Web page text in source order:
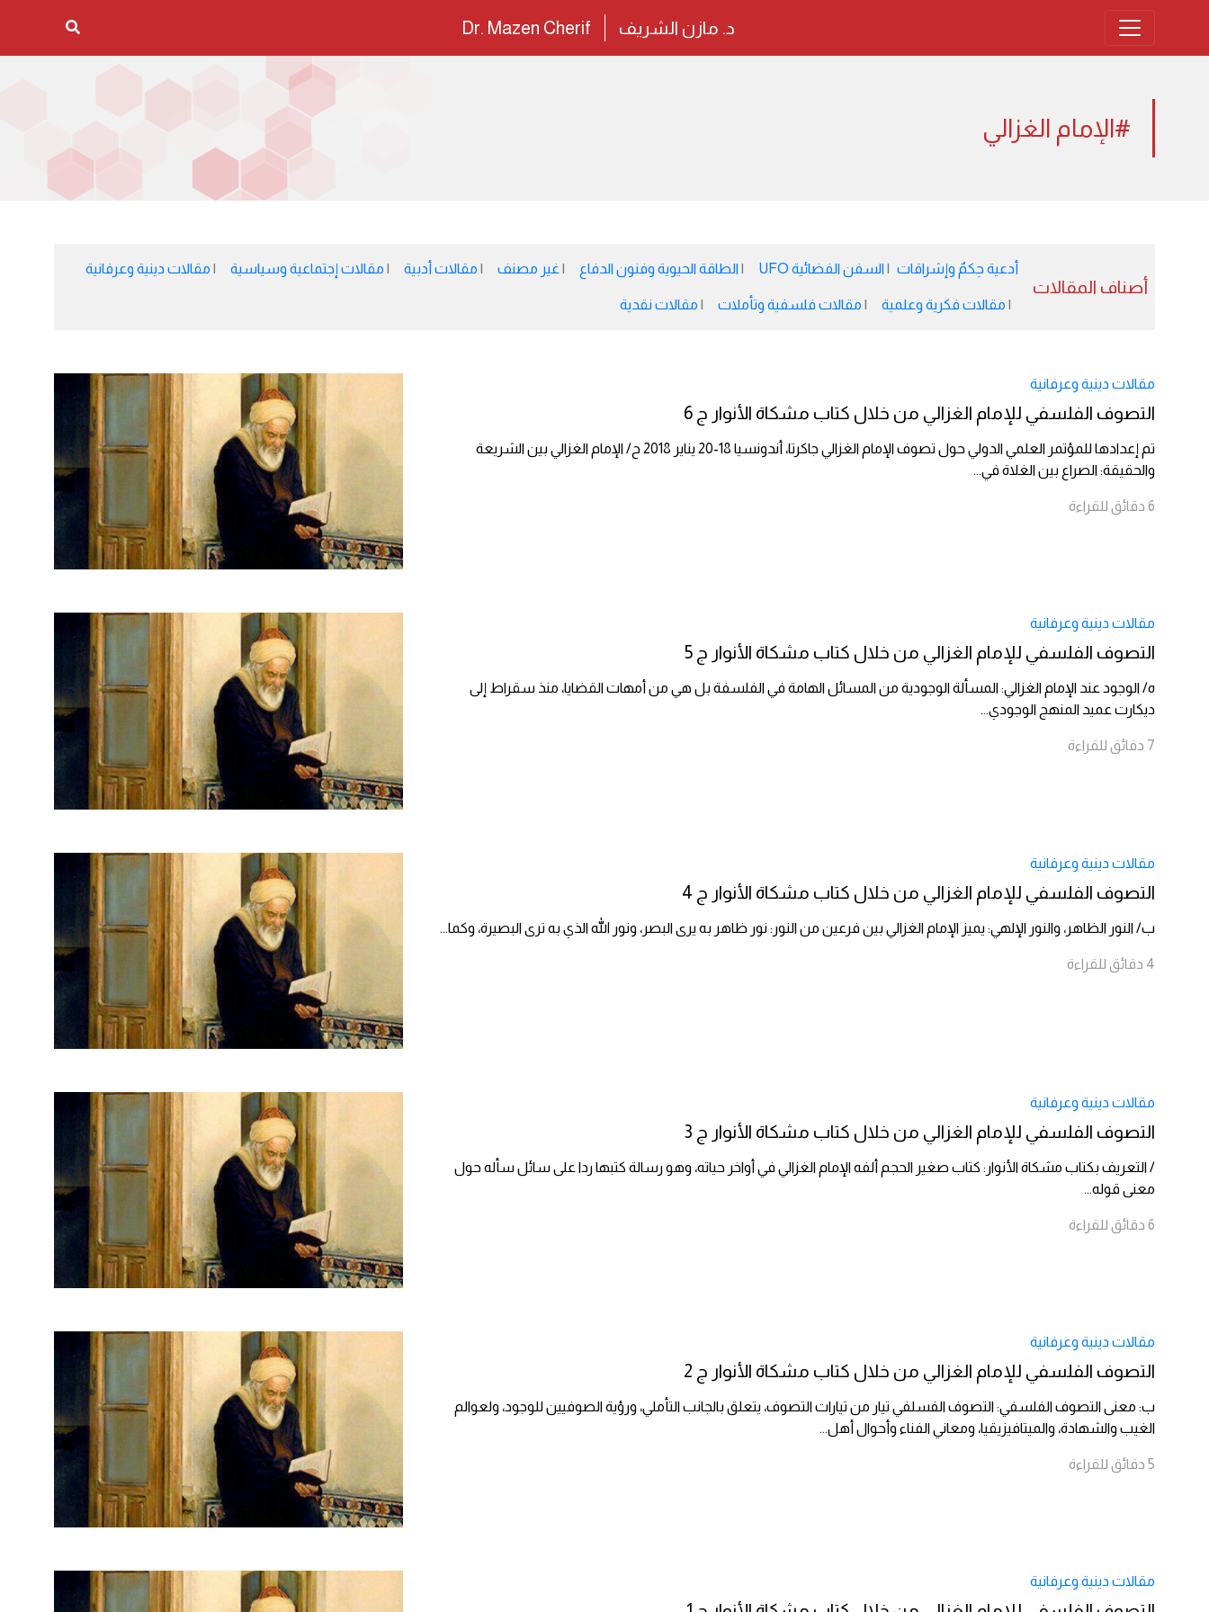
د. مازن الشريف Dr. Mazen Cherif
#الإمام الغزالي
أصناف المقالات
أدعية حِكمٌ وإشراقات السفن الفضائية UFO الطاقة الحيوية وفنون الدفاع غير مصنف مقالات أدبية مقالات إجتماعية وسياسية مقالات دينية وعرفانية
مقالات فكرية وعلمية مقالات فلسفية وتأملات مقالات نقدية
مقالات دينية وعرفانية
التصوف الفلسفي للإمام الغزالي من خلال كتاب مشكاة الأنوار ج 6
تم إعدادها للمؤتمر العلمي الدولي حول تصوف الإمام الغزالي جاكرتا، أندونسيا 18-20 يناير 2018 ح/ الإمام الغزالي بين الشريعة
والحقيقة: الصراع بين الغلاة في...
6 دقائق للقراءة
مقالات دينية وعرفانية
التصوف الفلسفي للإمام الغزالي من خلال كتاب مشكاة الأنوار ج 5
ه/ الوجود عند الإمام الغزالي: المسألة الوجودية من المسائل الهامة في الفلسفة بل هي من أمهات القضايا، منذ سقراط إلى
ديكارت عميد المنهج الوجودي...
7 دقائق للقراءة
مقالات دينية وعرفانية
التصوف الفلسفي للإمام الغزالي من خلال كتاب مشكاة الأنوار ج 4
ب/ النور الظاهر، والنور الإلهي: يميز الإمام الغزالي بين فرعين من النور: نور ظاهر به يرى البصر، ونور الله الذي به ترى البصيرة، وكما...
4 دقائق للقراءة
مقالات دينية وعرفانية
التصوف الفلسفي للإمام الغزالي من خلال كتاب مشكاة الأنوار ج 3
/ التعريف بكتاب مشكاة الأنوار: كتاب صغير الحجم ألفه الإمام الغزالي في أواخر حياته، وهو رسالة كتبها ردا على سائل سأله حول
معنى قوله...
6 دقائق للقراءة
مقالات دينية وعرفانية
التصوف الفلسفي للإمام الغزالي من خلال كتاب مشكاة الأنوار ج 2
ب: معنى التصوف الفلسفي: التصوف الفسلفي تيار من تيارات التصوف، يتعلق بالجانب التأملي، ورؤية الصوفيين للوجود، ولعوالم
الغيب والشهادة، والميتافيزيقيا، ومعاني الفناء وأحوال أهل...
5 دقائق للقراءة
مقالات دينية وعرفانية